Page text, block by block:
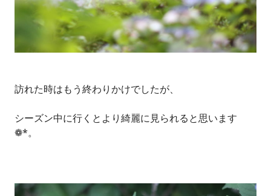
訪れた時はもう終わりかけでしたが、
シーズン中に行くとより綺麗に見られると思います
❁*。